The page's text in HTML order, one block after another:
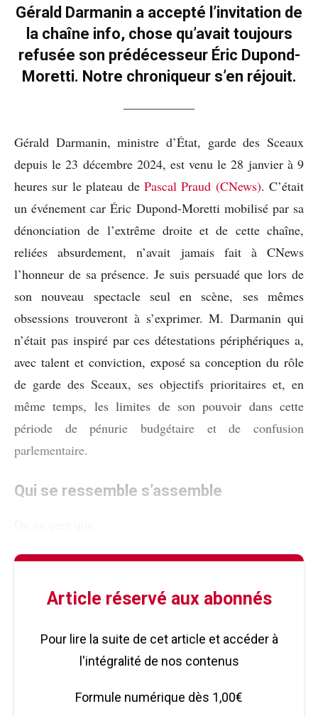
Gérald Darmanin a accepté l’invitation de
la chaîne info, chose qu’avait toujours
refusée son prédécesseur Éric Dupond-
Moretti. Notre chroniqueur s’en réjouit.
Gérald Darmanin, ministre d’État, garde des Sceaux
depuis le 23 décembre 2024, est venu le 28 janvier à 9
heures sur le plateau de Pascal Praud (CNews). C’était
un événement car Éric Dupond-Moretti mobilisé par sa
dénonciation de l’extrême droite et de cette chaîne,
reliées absurdement, n’avait jamais fait à CNews
l’honneur de sa présence. Je suis persuadé que lors de
son nouveau spectacle seul en scène, ses mêmes
obsessions trouveront à s’exprimer. M. Darmanin qui
n’était pas inspiré par ces détestations périphériques a,
avec talent et conviction, exposé sa conception du rôle
de garde des Sceaux, ses objectifs prioritaires et, en
même temps, les limites de son pouvoir dans cette
période de pénurie budgétaire et de confusion
parlementaire.
Qui se ressemble s’assemble
Article réservé aux abonnés
Pour lire la suite de cet article et accéder à
l'intégralité de nos contenus
Formule numérique dès 1,00€